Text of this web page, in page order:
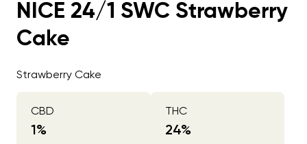
NICE 24/1 SWC Strawberry
Cake
Strawberry Cake
CBD
1%
THC
24%